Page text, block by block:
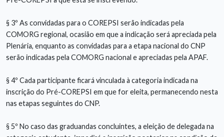
§ 3º As convidadas para o COREPSI serão indicadas pela
COMORG regional, ocasião em que a indicação será apreciada pela
Plenária, enquanto as convidadas para a etapa nacional do CNP
serão indicadas pela COMORG nacional e apreciadas pela APAF.
§ 4º Cada participante ficará vinculada à categoria indicada na
inscrição do Pré-COREPSI em que for eleita, permanecendo nesta
nas etapas seguintes do CNP.
§ 5º No caso das graduandas concluintes, a eleição de delegada na